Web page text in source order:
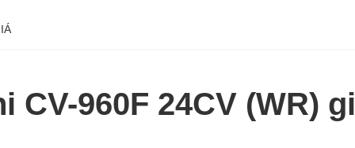
CV-960F 24CV (WR)